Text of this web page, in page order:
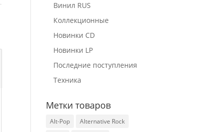
Винил RUS
Коллекционные
Новинки CD
Новинки LP
Последние поступления
Техника
Метки товаров
Alt-Pop
Alternative Rock